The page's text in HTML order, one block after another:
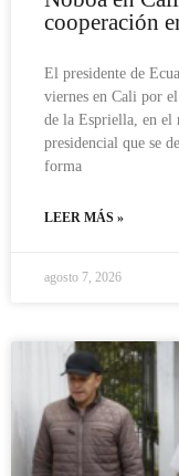
cooperación
El presidente de
viernes en Cali por
de la Espriella, en el
presidencial que se
forma
LEER MÁS »
agosto 7, 2026